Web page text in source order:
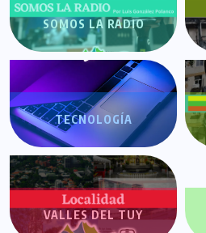
SOMOS LA RADIO
TECNOLOGÍA
VALLES DEL TUY